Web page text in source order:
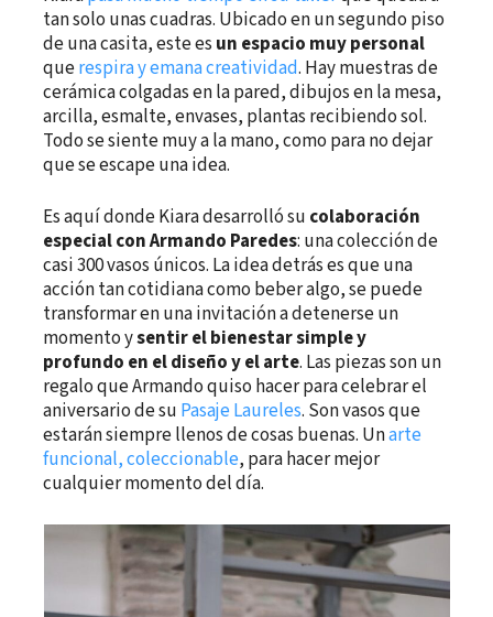
tan solo unas cuadras. Ubicado en un segundo piso
de una casita, este es un espacio muy personal
querespira y emana creatividad. Hay muestras de
cerámica colgadas en la pared, dibujos en la mesa,
arcilla, esmalte, envases, plantas recibiendo sol.
Todo se siente muy a la mano, como para no dejar
que se escape una idea.
Es aquí donde Kiara desarrolló su colaboración
especial con Armando Paredes: una colección de
casi 300 vasos únicos. La idea detrás es que una
acción tan cotidiana como beber algo, se puede
transformar en una invitación a detenerse un
momento ysentir el bienestar simple y
profundo en el diseño y el arte. Las piezas son un
regalo que Armando quiso hacer para celebrar el
aniversario de su Pasaje Laureles. Son vasos que
estarán siempre llenos de cosas buenas. Unarte
funcional, coleccionable, para hacer mejor
cualquier momento del día.